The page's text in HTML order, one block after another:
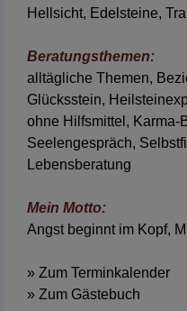
Hellsicht, Edelsteine,
Beratungsthemen:
alltägliche Themen,
Glücksstein,
ohne Hilfsmittel , Karma-
Seelengespräch,
Lebensberatung
Mein Motto:
Angst beginnt im Kopf,
» Zum Terminkalender
» Zum Gästebuch